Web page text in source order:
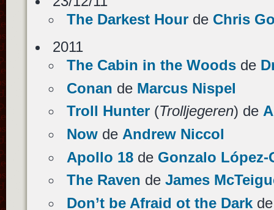
The Darkest Hourde Chris
2011
The Cabin in the Woodsde
Conan de Marcus Nispel
Troll Hunter(Trolljegeren) de
Nowde Andrew Niccol
Apollo 18de Gonzalo López-
The Raven de James
Don’t be Afraid ot the Dark